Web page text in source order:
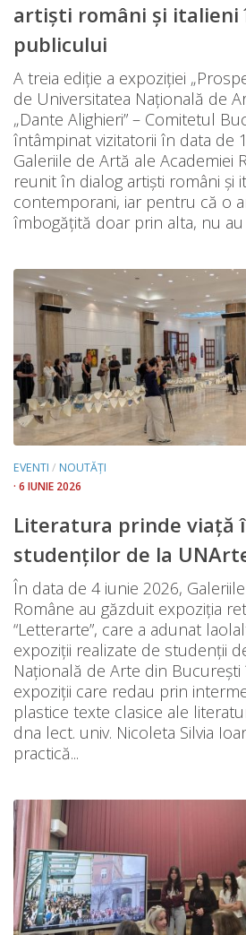
artiști români și italieni
publicului
A treia ediție a expoziției
de Universitatea Națională de
„Dante Alighieri” – Comitetul
întâmpinat vizitatorii în data de
Galeriile de Artă ale Academiei
reunit în dialog artiști români și
contemporani, iar pentru că o
îmbogățită doar prin alta, nu
EVENTI / NOUTĂȚI
· 6 IUNIE 2026
Literatura prinde viață
studenților de la
În data de 4 iunie 2026,
Române au găzduit expoziția
“Letterarte”, care a adunat
expoziții realizate de studenții
Națională de Arte din
expoziții care redau prin
plastice texte clasice ale
dna lect. univ. Nicoleta Silvia
practică...